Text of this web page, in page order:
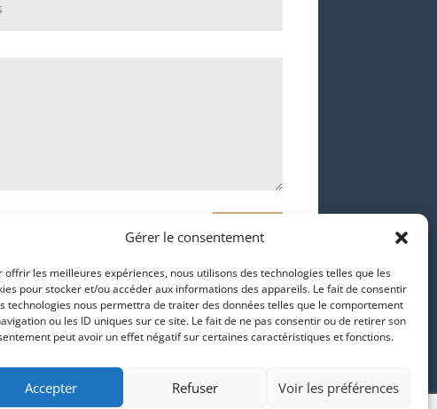
Gérer le consentement
offrir les meilleures expériences, nous utilisons des technologies telles que les
pour stocker et/ou accéder aux informations des appareils. Le fait de consentir
technologies nous permettra de traiter des données telles que le comportement
ou les ID uniques sur ce site. Le fait de ne pas consentir ou de retirer son
peut avoir un effet négatif sur certaines caractéristiques et fonctions.
Accepter Refuser Voir les préférences